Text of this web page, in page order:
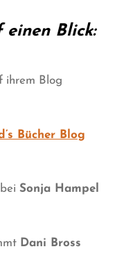
Blick:
ihrem Blog
Bücher Blog
beiSonja Hampel
Dani Bross